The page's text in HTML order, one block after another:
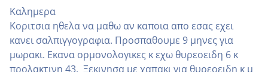
Καλημερα
Κοριτσια ηθελα να μαθω αν καποια απο εσας εχει
κανει σαλπιγγογραφια. Προσπαθουμε 9 μηνες για
μωρακι. Εκανα ορμονολογικες κ εχω θυρεοειδη 6 κ
προλακτινη 43. Ξεκινησα με χαπακι για θυρεοειδη κ μ